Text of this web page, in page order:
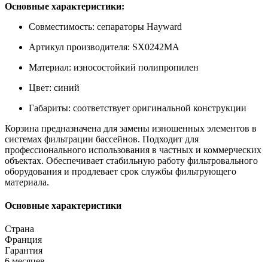
Основные характеристики:
Совместимость: сепараторы Hayward
Артикул производителя: SX0242MA
Материал: износостойкий полипропилен
Цвет: синий
Габариты: соответствует оригинальной конструкции
Корзина предназначена для замены изношенных элементов в
системах фильтрации бассейнов. Подходит для
профессионального использования в частных и коммерческих
объектах. Обеспечивает стабильную работу фильтровального
оборудования и продлевает срок службы фильтрующего
материала.
Основные характеристики
Страна
Франция
Гарантия